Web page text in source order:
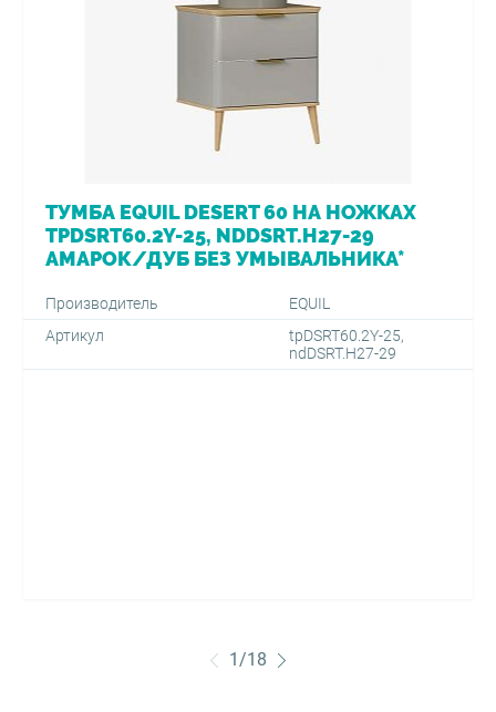
ТУМБА EQUIL DESERT 60 НА НОЖКАХ
TPDSRT60.2Y-25, NDDSRT.H27-29
АМАРОК/ДУБ БЕЗ УМЫВАЛЬНИКА*
Производитель
EQUIL
Артикул
tpDSRT60.2Y-25,
ndDSRT.H27-29
1/18